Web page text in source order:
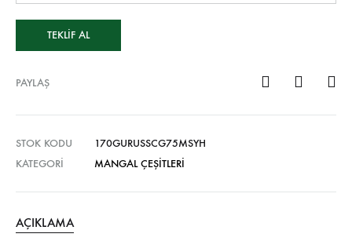
TEKLIF AL
PAYLAŞ
STOK KODU
170GURUSSCG75MSYH
KATEGORI
MANGAL ÇEŞITLERI
AÇIKLAMA